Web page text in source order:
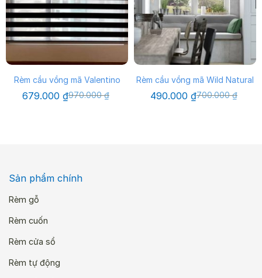
Rèm cầu vồng mã Valentino
970.000₫
Giá
gốc
679.000 ₫Giá
hiện
Rèm cầu vồng mã Wild Natural
700.000₫
Giá
gốc
490.000 ₫Giá
hiện
Sản phẩm chính
Rèm gỗ
Rèm cuốn
Rèm cửa sổ
Rèm tự động